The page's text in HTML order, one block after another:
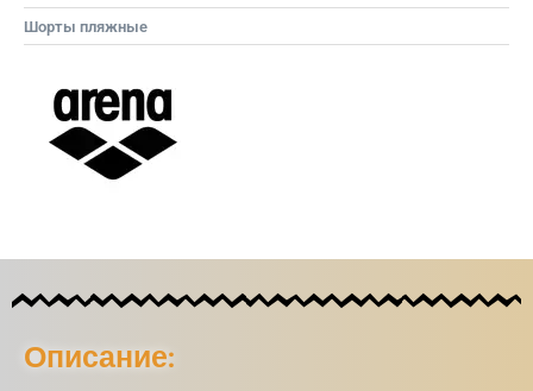
Шорты пляжные
Описание: